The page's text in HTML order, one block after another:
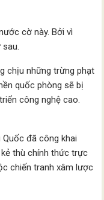
cờ này. Bởi vì
chịu những trừng phạt
quốc phòng sẽ bị
công nghệ cao.
Quốc đã công khai
thù chính thức trực
chiến tranh xâm lược